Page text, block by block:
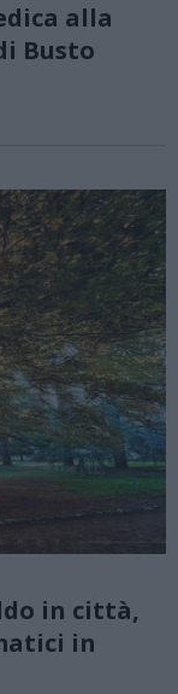
alla
Busto
in città,
in